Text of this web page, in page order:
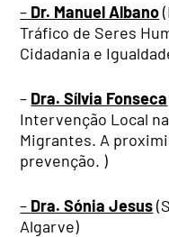
– Dr. Manuel Albano
Tráfico de Seres
Cidadania e
– Dra. Sílvia Fonseca
Intervenção Local
Migrantes. A
prevenção. )
– Dra. Sónia Jesus
Algarve)